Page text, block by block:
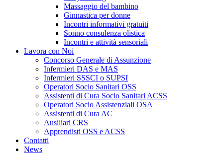
Massaggio del bambino
Ginnastica per donne
Incontri informativi gratuiti
Sonno consulenza olistica
Incontri e attività sensoriali
Lavora con Noi
Concorso Generale di Assunzione
Infermieri DAS e MAS
Infermieri SSSCI o SUPSI
Operatori Socio Sanitari OSS
Assistenti di Cura Socio Sanitari ACSS
Operatori Socio Assistenziali OSA
Assistenti di Cura AC
Ausiliari CRS
Apprendisti OSS e ACSS
Contatti
News